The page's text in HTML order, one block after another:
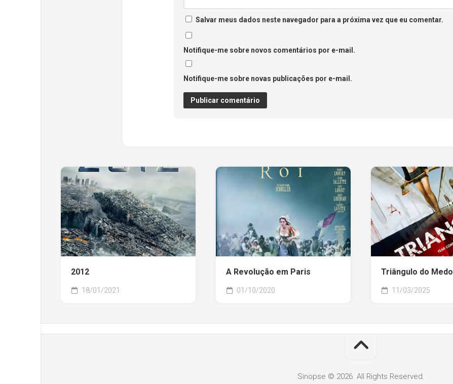
Salvar meus dados neste navegador para a próxima vez que eu comentar.
Notifique-me sobre novos comentários por e-mail.
Notifique-me sobre novas publicações por e-mail.
2012
18/01/2021
A Revolução em Paris
01/10/2020
Triângulo do Medo
11/03/2025
Sinopse © 2026. All Rights Reserved.